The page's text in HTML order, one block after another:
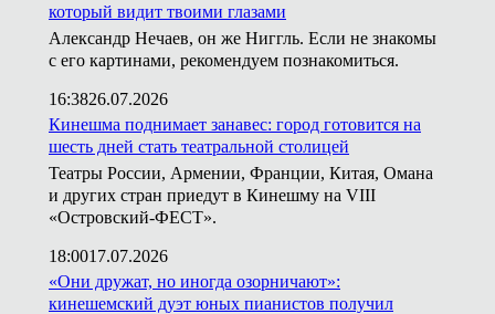
который видит твоими глазами
Александр Нечаев, он же Ниггль. Если не знакомы
с его картинами, рекомендуем познакомиться.
16:3826.07.2026
Кинешма поднимает занавес: город готовится на
шесть дней стать театральной столицей
Театры России, Армении, Франции, Китая, Омана
и других стран приедут в Кинешму на VIII
«Островский-ФЕСТ».
18:0017.07.2026
«Они дружат, но иногда озорничают»:
кинешемский дуэт юных пианистов получил